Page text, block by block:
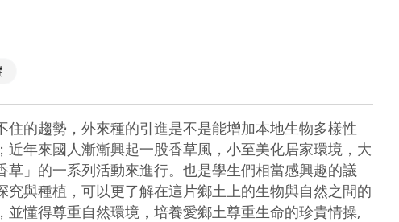
的趨勢，外來種的引進是不是能增加本地生物多樣性
年來國人漸漸興起一股香草風，小至美化居家環境，大
」的一系列活動來進行。也是學生們相當感興趣的議
與種植，可以更了解在這片鄉土上的生物與自然之間的
懂得尊重自然環境，培養愛鄉土尊重生命的珍貴情操,